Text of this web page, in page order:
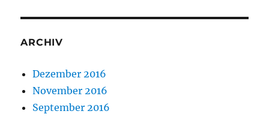
ARCHIV
Dezember 2016
November 2016
September 2016